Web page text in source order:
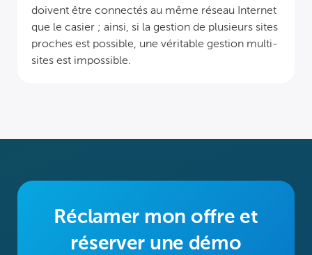
doivent être connectés au même réseau Internet
que le casier ; ainsi, si la gestion de plusieurs sites
proches est possible, une véritable gestion multi-
sites est impossible.
Réclamer mon offre et
réserver une démo